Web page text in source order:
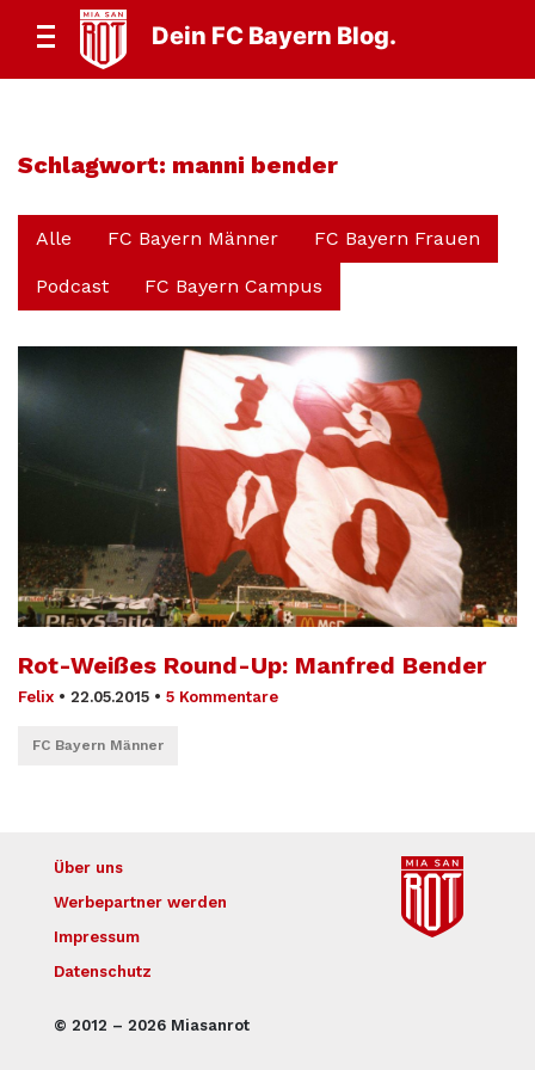
Dein FC Bayern Blog.
Schlagwort: manni bender
Alle FC Bayern Männer FC Bayern Frauen
Podcast FC Bayern Campus
Rot-Weißes Round-Up: Manfred Bender
Felix • 22.05.2015 • 5 Kommentare
FC Bayern Männer
© 2012 – 2026 Miasanrot
Über uns
Werbepartner werden
Impressum
Datenschutz